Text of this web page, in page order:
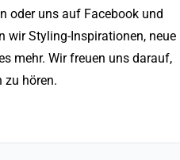
oder uns auf Facebook und
wir Styling-Inspirationen, neue
mehr. Wir freuen uns darauf,
zu hören.